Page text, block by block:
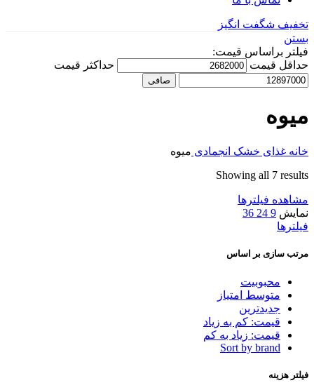
تخفیف شگفت انگیز
بستن
فیلتر براساس قیمت:
حداقل قیمت
حداكثر قيمت
صافی
میوه
خانه غذای خشک انجمادی میوه
Showing all 7 results
مشاهده فیلترها
نمایش 9
24
36
فیلترها
مرتب سازی بر اساس
محبوبیت
متوسط امتیاز
جدیدترین
قیمت: کم به زیاد
قیمت: زیاد به کم
Sort by brand
فیلتر هزینه